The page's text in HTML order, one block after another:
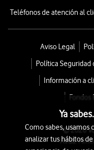
Teléfonos de atención al
Aviso Legal
Política
Información a
Fondos
© 2026
Avda.
Ya
Como sabes, usamos
analizar tus hábitos